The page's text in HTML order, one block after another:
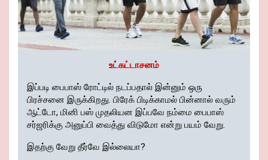
உட்கட்டாசனம்
இப்படி பைபாஸ் ரோட்டில் நடப்பதால் இன்னும் ஒரு
பிரச்சனை இருக்கிறது. பிரேக் பிடிக்காமல் பின்னால் வரும்
ஆட்டோ, மினி பஸ் முதலியன இப்பவே நம்மை பைபாஸ்
சர்ஜரிக்கு அனுப்பி வைத்து விடுமோ என்று பயம் வேறு.
இதற்கு வேறு தீர்வே இல்லையா?